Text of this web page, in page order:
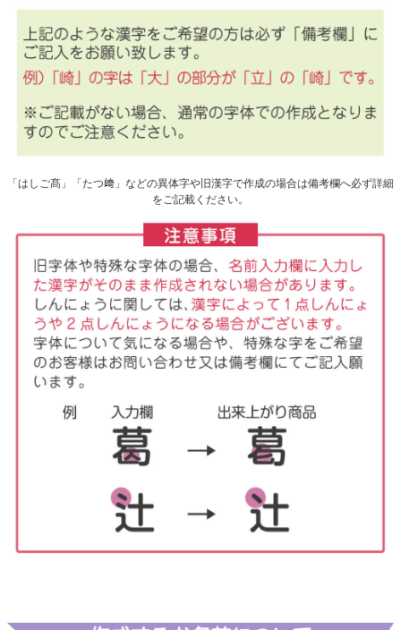
「はしご髙」「たつ﨑」などの異体字や旧漢字で作成の場合は備考欄へ必ず詳細
をご記載ください。